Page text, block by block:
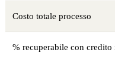
Costo totale processo
% recuperabile con credito